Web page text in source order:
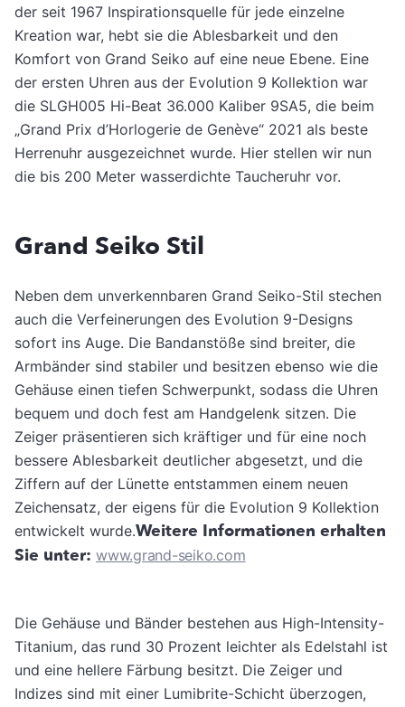
der seit 1967 Inspirationsquelle für jede einzelne
Kreation war, hebt sie die Ablesbarkeit und den
Komfort von Grand Seiko auf eine neue Ebene. Eine
der ersten Uhren aus der Evolution 9 Kollektion war
die SLGH005 Hi-Beat 36.000 Kaliber 9SA5, die beim
„Grand Prix d’Horlogerie de Genève“ 2021 als beste
Herrenuhr ausgezeichnet wurde. Hier stellen wir nun
die bis 200 Meter wasserdichte Taucheruhr vor.
Grand Seiko Stil
Neben dem unverkennbaren Grand Seiko-Stil stechen
auch die Verfeinerungen des Evolution 9-Designs
sofort ins Auge. Die Bandanstöße sind breiter, die
Armbänder sind stabiler und besitzen ebenso wie die
Gehäuse einen tiefen Schwerpunkt, sodass die Uhren
bequem und doch fest am Handgelenk sitzen. Die
Zeiger präsentieren sich kräftiger und für eine noch
bessere Ablesbarkeit deutlicher abgesetzt, und die
Ziffern auf der Lünette entstammen einem neuen
Zeichensatz, der eigens für die Evolution 9 Kollektion
entwickelt wurde.Weitere Informationen erhalten
Sie unter: www.grand-seiko.com
Die Gehäuse und Bänder bestehen aus High-Intensity-
Titanium, das rund 30 Prozent leichter als Edelstahl ist
und eine hellere Färbung besitzt. Die Zeiger und
Indizes sind mit einer Lumibrite-Schicht überzogen,